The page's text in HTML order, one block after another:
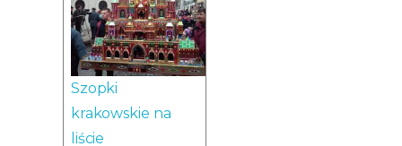
Szopki
krakowskie na
liście